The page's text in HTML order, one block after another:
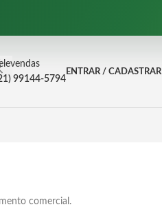
99144-5794
ENTRAR / CADASTRAR
comercial.